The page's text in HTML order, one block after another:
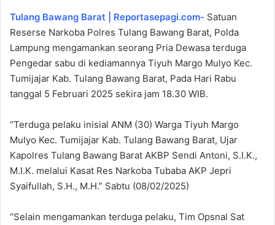
Tulang Bawang Barat | Reportasepagi.com- Satuan
Reserse Narkoba Polres Tulang Bawang Barat, Polda
Lampung mengamankan seorang Pria Dewasa terduga
Pengedar sabu di kediamannya Tiyuh Margo Mulyo Kec.
Tumijajar Kab. Tulang Bawang Barat, Pada Hari Rabu
tanggal 5 Februari 2025 sekira jam 18.30 WIB.
“Terduga pelaku inisial ANM (30) Warga Tiyuh Margo
Mulyo Kec. Tumijajar Kab. Tulang Bawang Barat, Ujar
Kapolres Tulang Bawang Barat AKBP Sendi Antoni, S.I.K.,
M.I.K. melalui Kasat Res Narkoba Tubaba AKP Jepri
Syaifullah, S.H., M.H.” Sabtu (08/02/2025)
“Selain mengamankan terduga pelaku, Tim Opsnal Sat